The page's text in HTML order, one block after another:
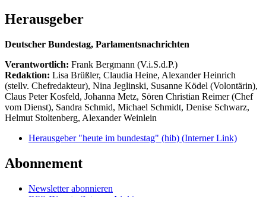
Herausgeber
Deutscher Bundestag, Parlamentsnachrichten
Verantwortlich: Frank Bergmann (V.i.S.d.P.)
Redaktion: Lisa Brüßler, Claudia Heine, Alexander Heinrich
(stellv. Chefredakteur), Nina Jeglinski, Susanne Ködel (Volontärin),
Claus Peter Kosfeld, Johanna Metz, Sören Christian Reimer (Chef
vom Dienst), Sandra Schmid, Michael Schmidt, Denise Schwarz,
Helmut Stoltenberg, Alexander Weinlein
Herausgeber "heute im bundestag" (hib) (Interner Link)
Abonnement
Newsletter abonnieren